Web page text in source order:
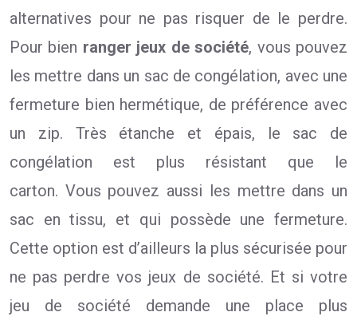
alternatives pour ne pas risquer de le perdre.
Pour bien ranger jeux de société, vous pouvez
les mettre dans un sac de congélation, avec une
fermeture bien hermétique, de préférence avec
un zip. Très étanche et épais, le sac de
congélation est plus résistant que le
carton. Vous pouvez aussi les mettre dans un
sac en tissu, et qui possède une fermeture.
Cette option est d’ailleurs la plus sécurisée pour
ne pas perdre vos jeux de société. Et si votre
jeu de société demande une place plus